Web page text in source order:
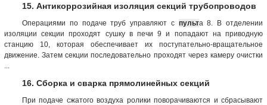
15. Антикоррозийная изоляция секций трубопроводов
Операциями по подаче труб управляют с пульта 8. В отделении
изоляции секции проходят сушку в печи 9 и попадают на приводную
станцию 10, которая обеспечивает их поступательно-вращательное
движение. Затем секции последовательно проходят через камеру очистки
16. Сборка и сварка прямолинейных секций
При подаче сжатого воздуха ролики поворачиваются и сбрасывают